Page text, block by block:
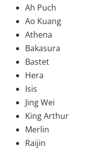
Ah Puch
Ao Kuang
Athena
Bakasura
Bastet
Hera
Isis
Jing Wei
King Arthur
Merlin
Raijin